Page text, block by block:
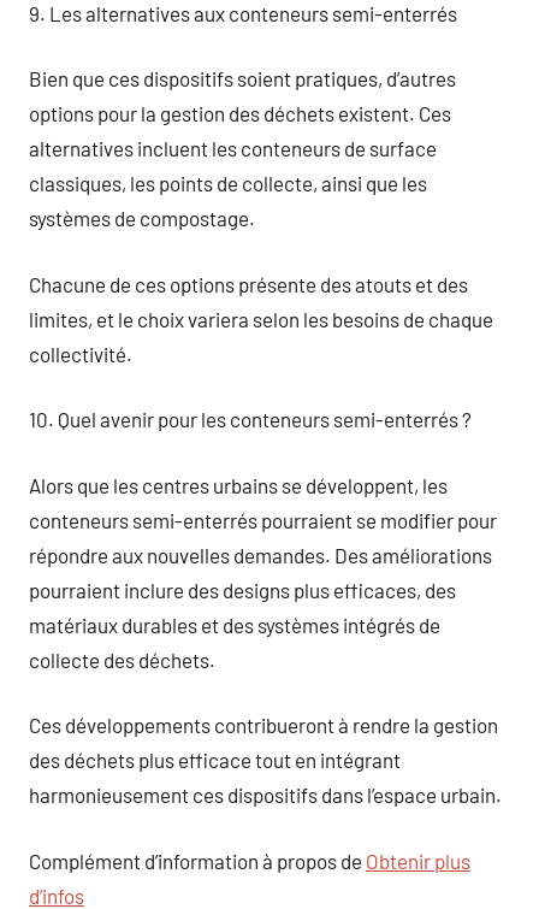
9. Les alternatives aux conteneurs semi-enterrés
Bien que ces dispositifs soient pratiques, d’autres
options pour la gestion des déchets existent. Ces
alternatives incluent les conteneurs de surface
classiques, les points de collecte, ainsi que les
systèmes de compostage.
Chacune de ces options présente des atouts et des
limites, et le choix variera selon les besoins de chaque
collectivité.
10. Quel avenir pour les conteneurs semi-enterrés ?
Alors que les centres urbains se développent, les
conteneurs semi-enterrés pourraient se modifier pour
répondre aux nouvelles demandes. Des améliorations
pourraient inclure des designs plus efficaces, des
matériaux durables et des systèmes intégrés de
collecte des déchets.
Ces développements contribueront à rendre la gestion
des déchets plus efficace tout en intégrant
harmonieusement ces dispositifs dans l’espace urbain.
Complément d’information à propos de Obtenir plus
d’infos